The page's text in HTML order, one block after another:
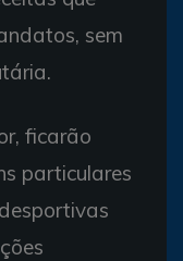
sem
ficarão
particulares